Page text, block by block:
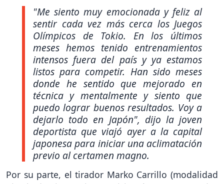
"Me siento muy emocionada y feliz al
sentir cada vez más cerca los Juegos
Olímpicos de Tokio. En los últimos
meses hemos tenido entrenamientos
intensos fuera del país y ya estamos
listos para competir. Han sido meses
donde he sentido que mejorado en
técnica y mentalmente y siento que
puedo lograr buenos resultados. Voy a
dejarlo todo en Japón", dijo la joven
deportista que viajó ayer a la capital
japonesa para iniciar una aclimatación
previo al certamen magno.
Por su parte, el tirador Marko Carrillo (modalidad